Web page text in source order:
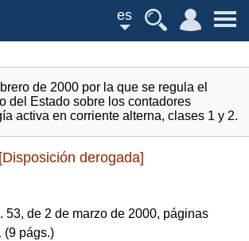
es
de 2000 por la que se regula el
del Estado sobre los contadores
activa en corriente alterna, clases 1 y 2.
[Disposición derogada]
53, de 2 de marzo de 2000, páginas
(9 págs.)